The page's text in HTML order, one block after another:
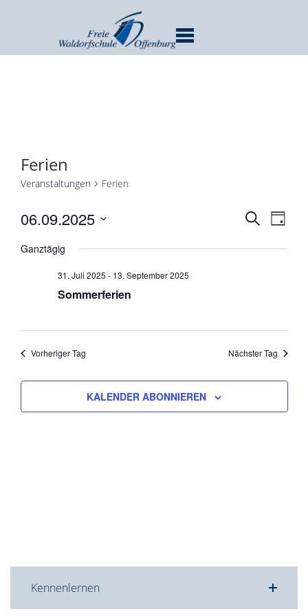
Ferien
Veranstaltungen Ferien
und
SUCHE
TAG
06.09.2025
Ganztägig
31. Juli 2025 - 13. September 2025
Sommerferien
Vorheriger Tag Nächster Tag
KALENDER ABONNIEREN
Kennenlernen